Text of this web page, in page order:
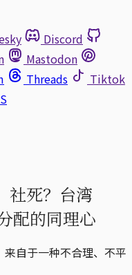
Discord
Mastodon
Threads
Tiktok
社死？台湾
配的同理心
自于一种不合理、不平